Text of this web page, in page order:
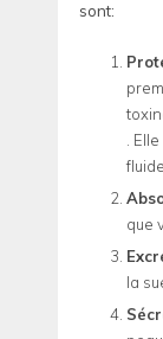
sont:
.
que
la